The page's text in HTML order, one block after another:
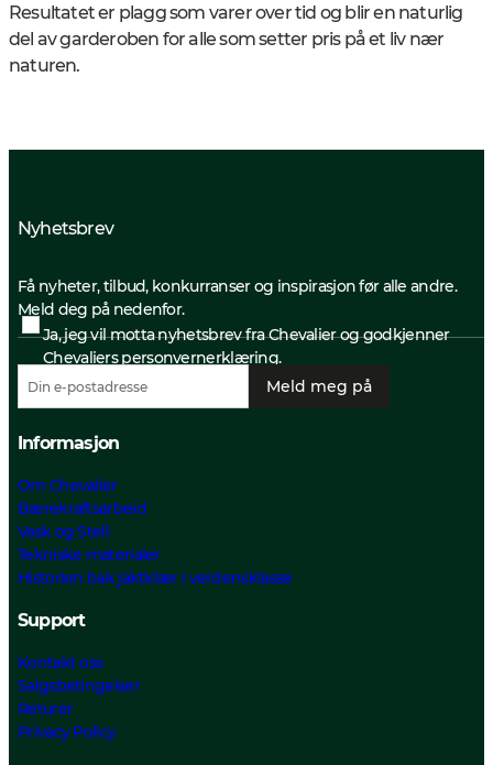
Resultatet er plagg som varer over tid og blir en naturlig
del av garderoben for alle som setter pris på et liv nær
naturen.
Nyhetsbrev
Få nyheter, tilbud, konkurranser og inspirasjon før alle andre.
Meld deg på nedenfor.
Ja, jeg vil motta nyhetsbrev fra Chevalier og godkjenner
Chevaliers personvernerklæring.
Meld meg på
Informasjon
Om Chevalier
Bærekraftsarbeid
Vask og Stell
Tekniske materialer
Historien bak jaktklær i verdensklasse
Support
Kontakt oss
Salgsbetingelser
Returer
Privacy Policy